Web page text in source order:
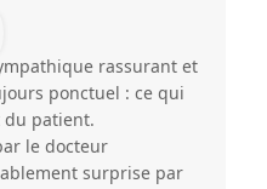
rassurant et
ponctuel : ce qui
du patient.
le docteur
surprise par